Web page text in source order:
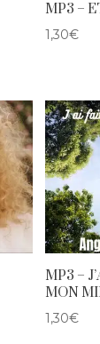
MP3 –
1,30€
MP3 –
MON
1,30€